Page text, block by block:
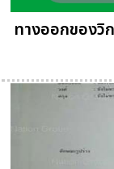
ทางออกของวิ